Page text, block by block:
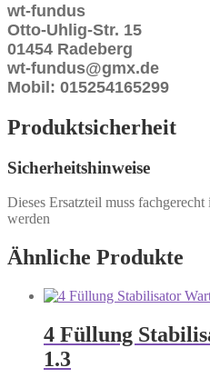
wt-fundus
Otto-Uhlig-Str. 15
01454 Radeberg
wt-fundus@gmx.de
Mobil: 015254165299
Produktsicherheit
Sicherheitshinweise
Dieses Ersatzteil muss
werden
Ähnliche Produkte
4 Füllung
1.3